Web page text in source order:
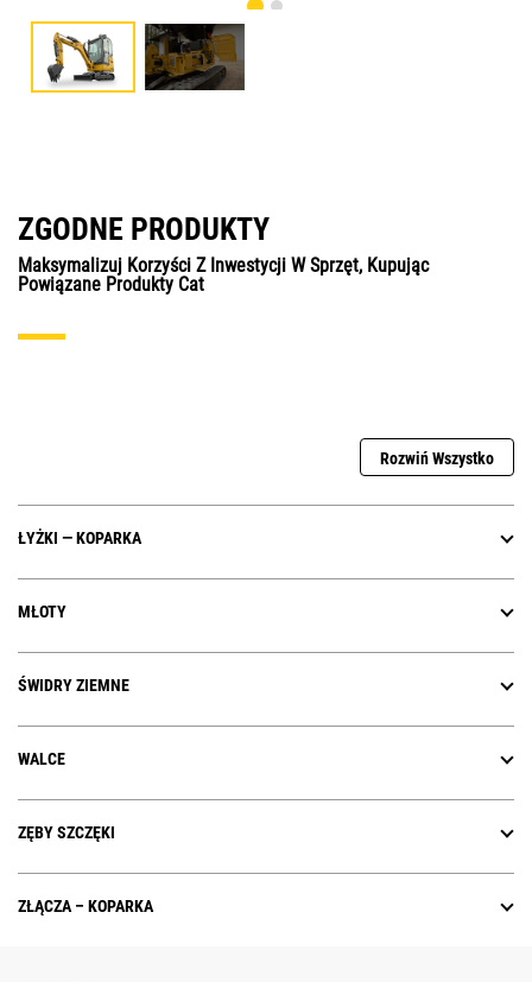
ZGODNE PRODUKTY
Maksymalizuj Korzyści Z Inwestycji W Sprzęt, Kupując
Powiązane Produkty Cat
Rozwiń Wszystko
ŁYŻKI — KOPARKA
MŁOTY
ŚWIDRY ZIEMNE
WALCE
ZĘBY SZCZĘKI
ZŁĄCZA – KOPARKA